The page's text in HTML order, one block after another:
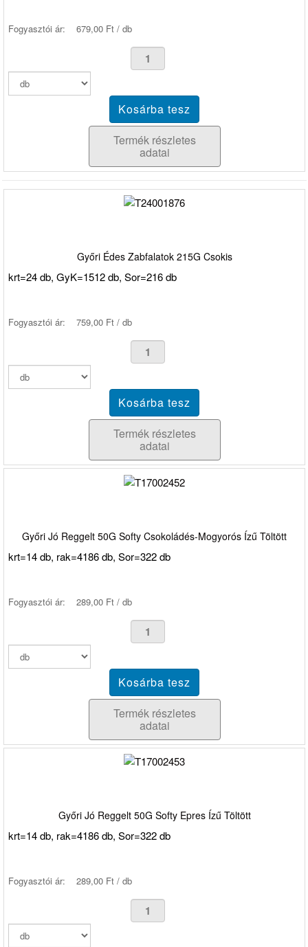
Fogyasztói ár: 679,00 Ft / db
Termék részletes
adatai
Győri Édes Zabfalatok 215G Csokis
krt=24 db, GyK=1512 db, Sor=216 db
Fogyasztói ár: 759,00 Ft / db
Termék részletes
adatai
Győri Jó Reggelt 50G Softy Csokoládés-Mogyorós Ízű Töltött
krt=14 db, rak=4186 db, Sor=322 db
Fogyasztói ár: 289,00 Ft / db
Termék részletes
adatai
Győri Jó Reggelt 50G Softy Epres Ízű Töltött
krt=14 db, rak=4186 db, Sor=322 db
Fogyasztói ár: 289,00 Ft / db